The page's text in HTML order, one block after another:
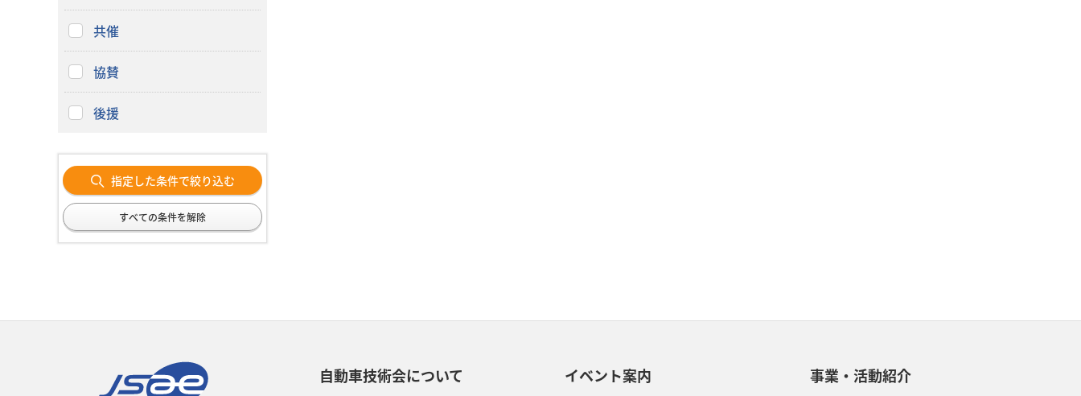
共催
協賛
後援
指定した条件で絞り込む
すべての条件を解除
自動車技術会について イベント案内 事業・活動紹介